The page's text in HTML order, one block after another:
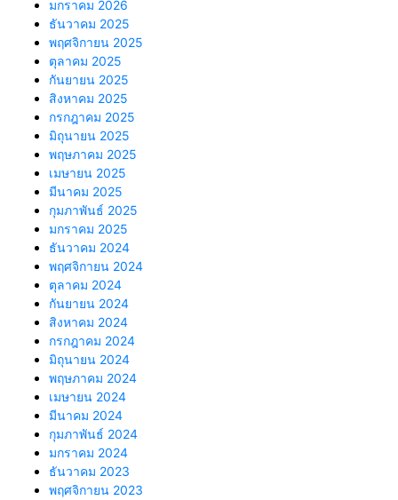
มกราคม 2026
ธันวาคม 2025
พฤศจิกายน 2025
ตุลาคม 2025
กันยายน 2025
สิงหาคม 2025
กรกฎาคม 2025
มิถุนายน 2025
พฤษภาคม 2025
เมษายน 2025
มีนาคม 2025
กุมภาพันธ์ 2025
มกราคม 2025
ธันวาคม 2024
พฤศจิกายน 2024
ตุลาคม 2024
กันยายน 2024
สิงหาคม 2024
กรกฎาคม 2024
มิถุนายน 2024
พฤษภาคม 2024
เมษายน 2024
มีนาคม 2024
กุมภาพันธ์ 2024
มกราคม 2024
ธันวาคม 2023
พฤศจิกายน 2023